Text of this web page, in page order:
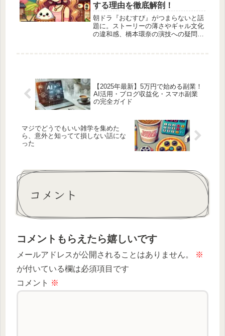
する理由を徹底解剖！
朝ドラ『おむすび』がつまらないと話
題に。ストーリーの薄さやギャル文化
の違和感、橋本環奈の演技への疑問な
【2025年最新】5万円で始める副業！
AI活用・ブログ収益化・スマホ副業
の完全ガイド
マジでどうでもいい雑学を集めた
ら、意外と知ってて損しない話にな
った
コメント
コメントもらえたら嬉しいです
メールアドレスが公開されることはありません。
※
が付いている欄は必須項目です
コメント ※